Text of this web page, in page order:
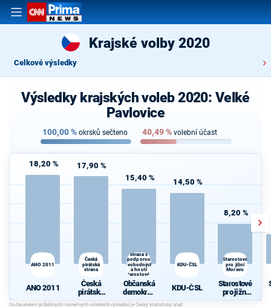
Krajské volby 2020
Celkové výsledky
Výsledky krajských voleb 2020: Velké
Pavlovice
100,00% okrsků sečteno 40,49% volební účast
18,20 %
ANO 2011
ANO 2011
17,90 %
Česká
pirátská
strana
Česká
pirátská
strana
15,40 %
strana s
podporou
Svobodných
a hnutí
Starostové a
osobnosti
pro Moravu
Občanská
demokrati
cká strana
14,50 %
KDU-ČSL
KDU-ČSL
8,20 %
Starostové
pro jižní
Moravu
Starostové
pro jižní
Moravu